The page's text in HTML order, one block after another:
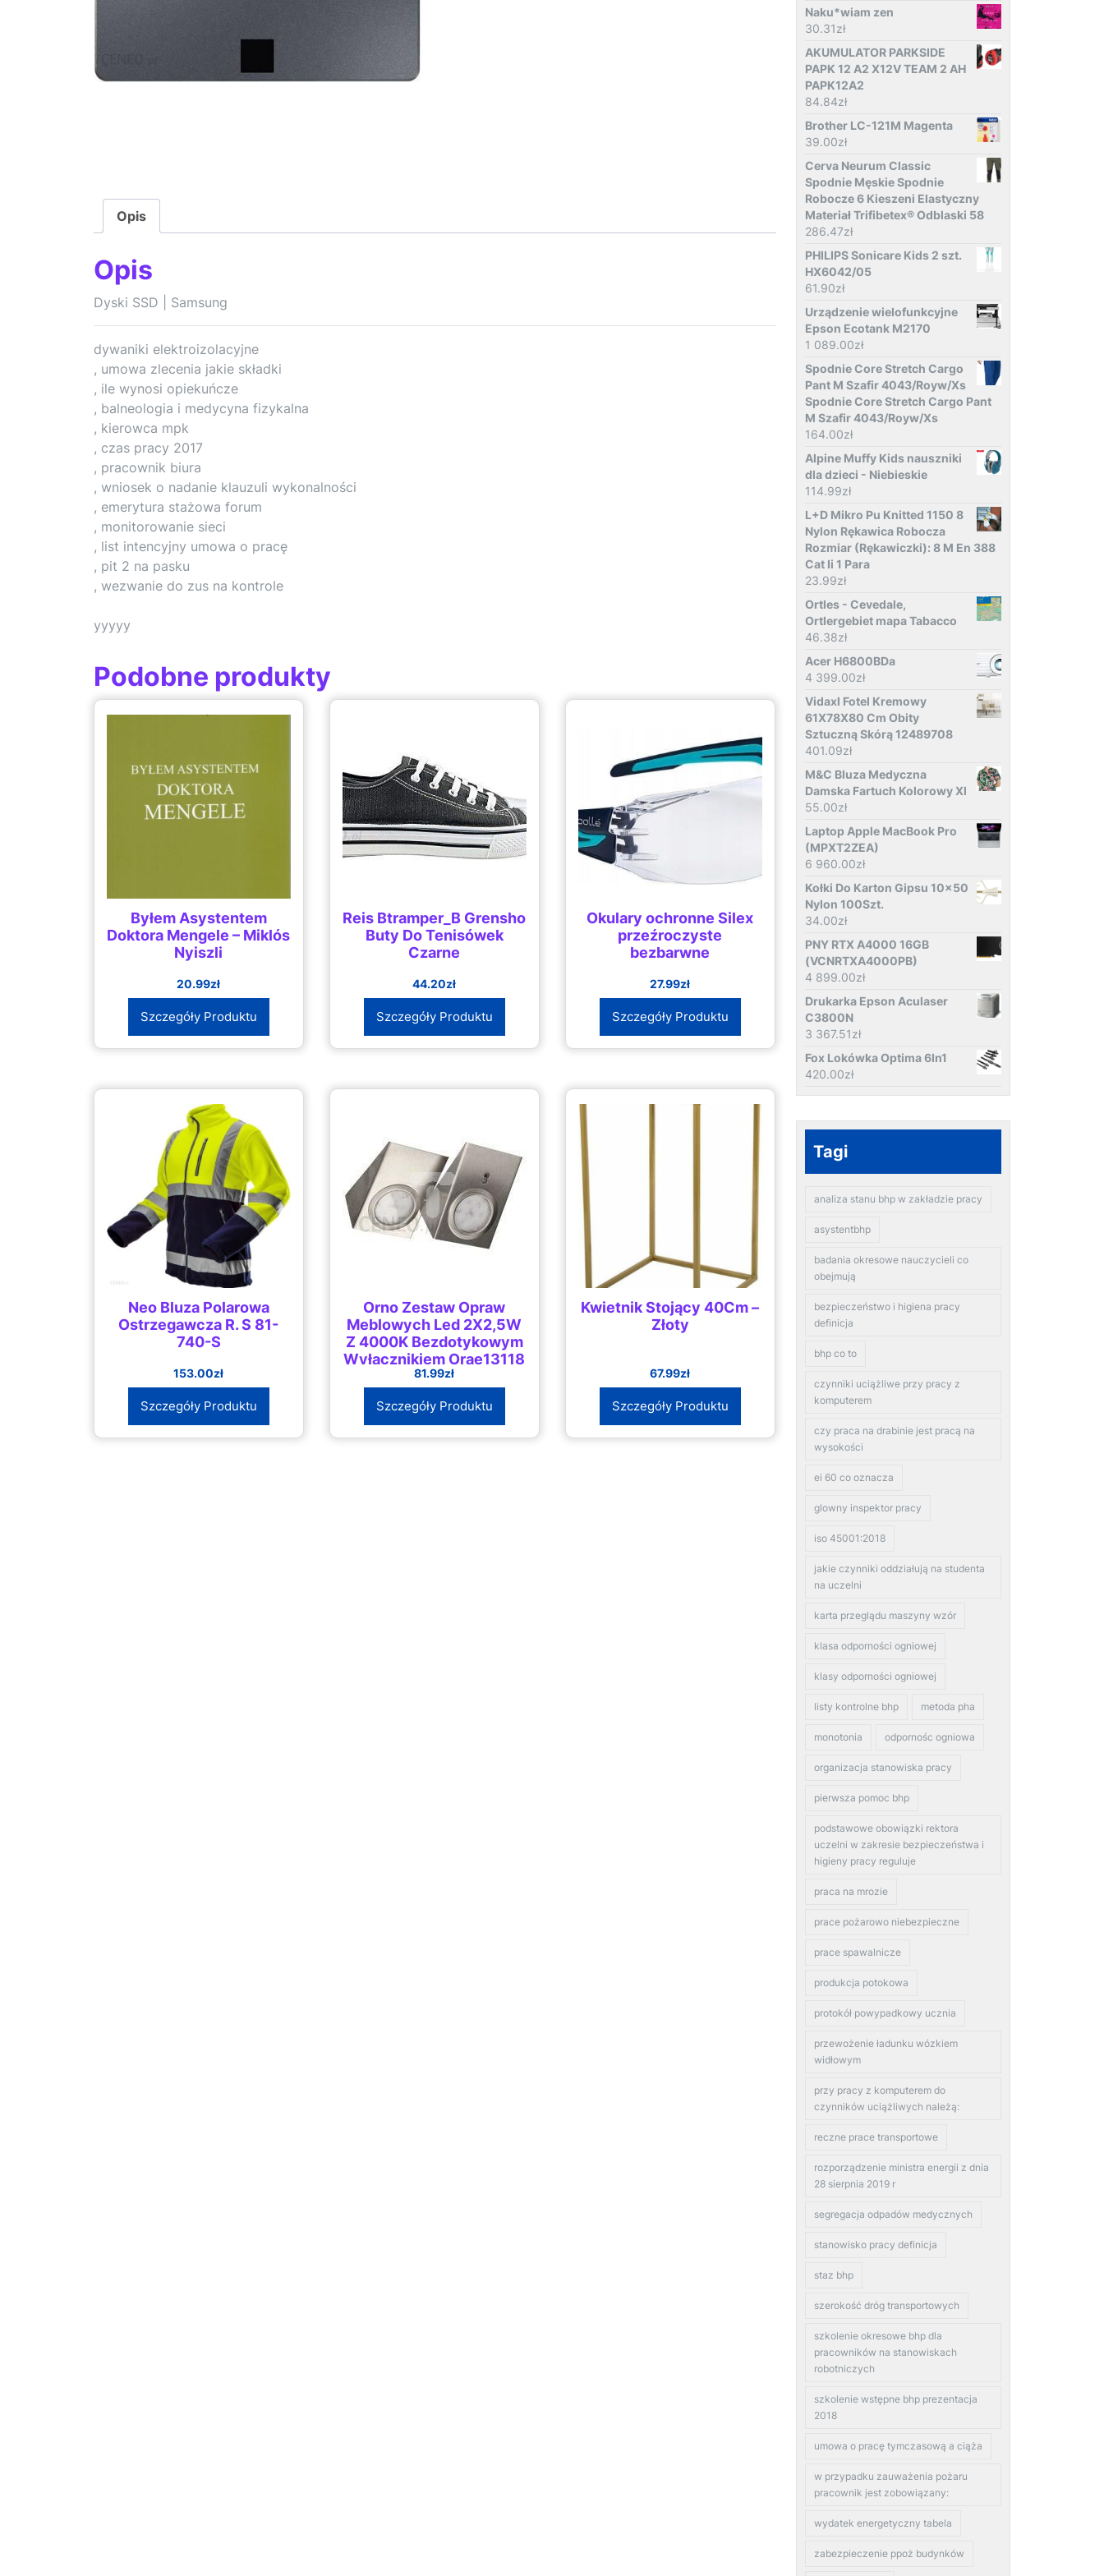
Opis
Opis
Dyski SSD | Samsung
dywaniki elektroizolacyjne
, umowa zlecenia jakie składki
, ile wynosi opiekuńcze
, balneologia i medycyna fizykalna
, kierowca mpk
, czas pracy 2017
, pracownik biura
, wniosek o nadanie klauzuli wykonalności
, emerytura stażowa forum
, monitorowanie sieci
, list intencyjny umowa o pracę
, pit 2 na pasku
, wezwanie do zus na kontrole
yyyyy
Podobne produkty
Byłem Asystentem
Doktora Mengele – Miklós
Nyiszli
20.99zł
Szczegóły Produktu
Reis Btramper_B Grensho
Buty Do Tenisówek
Czarne
44.20zł
Szczegóły Produktu
Okulary ochronne Silex
przeźroczyste
bezbarwne
27.99zł
Szczegóły Produktu
Neo Bluza Polarowa
Ostrzegawcza R. S 81-
740-S
153.00zł
Szczegóły Produktu
Orno Zestaw Opraw
Meblowych Led 2X2,5W
Z 4000K Bezdotykowym
Wyłącznikiem Orae13118
81.99zł
Szczegóły Produktu
Kwietnik Stojący 40Cm –
Złoty
67.99zł
Szczegóły Produktu
Naku*wiam zen
30.31zł
AKUMULATOR PARKSIDE
PAPK 12 A2 X12V TEAM 2 AH
PAPK12A2
84.84zł
Brother LC-121M Magenta
39.00zł
Cerva Neurum Classic
Spodnie Męskie Spodnie
Robocze 6 Kieszeni Elastyczny
Materiał Trifibetex® Odblaski 58
286.47zł
PHILIPS Sonicare Kids 2 szt.
HX6042/05
61.90zł
Urządzenie wielofunkcyjne
Epson Ecotank M2170
1 089.00zł
Spodnie Core Stretch Cargo
Pant M Szafir 4043/Royw/Xs
Spodnie Core Stretch Cargo Pant
M Szafir 4043/Royw/Xs
164.00zł
Alpine Muffy Kids nauszniki
dla dzieci - Niebieskie
114.99zł
L+D Mikro Pu Knitted 1150 8
Nylon Rękawica Robocza
Rozmiar (Rękawiczki): 8 M En 388
Cat Ii 1 Para
23.99zł
Ortles - Cevedale,
Ortlergebiet mapa Tabacco
46.38zł
Acer H6800BDa
4 399.00zł
Vidaxl Fotel Kremowy
61X78X80 Cm Obity
Sztuczną Skórą 12489708
401.09zł
M&C Bluza Medyczna
Damska Fartuch Kolorowy Xl
55.00zł
Laptop Apple MacBook Pro
(MPXT2ZEA)
6 960.00zł
Kołki Do Karton Gipsu 10x50
Nylon 100Szt.
34.00zł
PNY RTX A4000 16GB
(VCNRTXA4000PB)
4 899.00zł
Drukarka Epson Aculaser
C3800N
3 367.51zł
Fox Lokówka Optima 6In1
420.00zł
Tagi
analiza stanu bhp w zakładzie pracy
asystentbhp
badania okresowe nauczycieli co
obejmują
bezpieczeństwo i higiena pracy
definicja
bhp co to
czynniki uciążliwe przy pracy z
komputerem
czy praca na drabinie jest pracą na
wysokości
ei 60 co oznacza
glowny inspektor pracy
iso 45001:2018
jakie czynniki oddziałują na studenta
na uczelni
karta przeglądu maszyny wzór
klasa odporności ogniowej
klasy odporności ogniowej
listy kontrolne bhp metoda pha
monotonia odpornośc ogniowa
organizacja stanowiska pracy
pierwsza pomoc bhp
podstawowe obowiązki rektora
uczelni w zakresie bezpieczeństwa i
higieny pracy reguluje
praca na mrozie
prace pożarowo niebezpieczne
prace spawalnicze
produkcja potokowa
protokół powypadkowy ucznia
przewożenie ładunku wózkiem
widłowym
przy pracy z komputerem do
czynników uciążliwych należą:
reczne prace transportowe
rozporządzenie ministra energii z dnia
28 sierpnia 2019 r
segregacja odpadów medycznych
stanowisko pracy definicja
staz bhp
szerokość dróg transportowych
szkolenie okresowe bhp dla
pracowników na stanowiskach
robotniczych
szkolenie wstępne bhp prezentacja
2018
umowa o pracę tymczasową a ciąża
w przypadku zauważenia pożaru
pracownik jest zobowiązany:
wydatek energetyczny tabela
zabezpieczenie ppoż budynków